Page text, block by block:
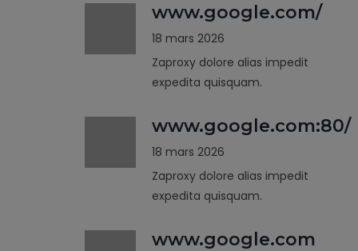
www.google.com/
18 mars 2026
Zaproxy dolore alias impedit
expedita quisquam.
www.google.com:80/
18 mars 2026
Zaproxy dolore alias impedit
expedita quisquam.
www.google.com